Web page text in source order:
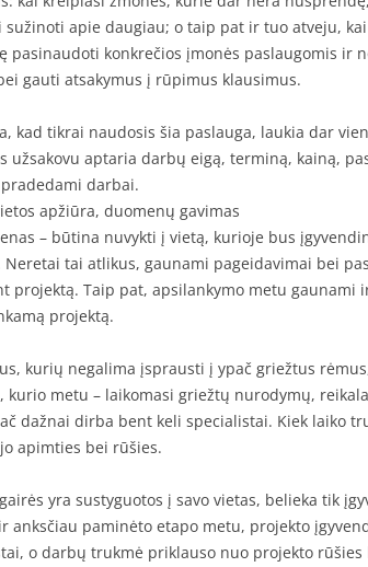
apie daugiau; o taip pat ir tuo atveju,
pasinaudoti konkrečios įmonės paslaugomis ir
gauti atsakymus į rūpimus klausimus.
kad tikrai naudosis šia paslauga, laukia dar
užsakovu aptaria darbų eigą, terminą, kainą,
darbai.
apžiūra, duomenų gavimas
– būtina nuvykti į vietą, kurioje bus
tai atlikus, gaunami pageidavimai bei
projektą. Taip pat, apsilankymo metu gaunami
projektą.
kurių negalima įsprausti į ypač griežtus
kurio metu – laikomasi griežtų nurodymų,
dažnai dirba bent keli specialistai. Kiek laiko
apimties bei rūšies.
yra sustyguotos į savo vietas, belieka tik
anksčiau paminėto etapo metu, projekto
o darbų trukmė priklauso nuo projekto rūšies